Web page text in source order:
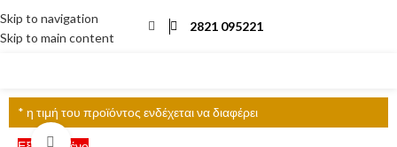
Skip to navigation
Skip to main content
2821 095221
* η τιμή του προϊόντος ενδέχεται να διαφέρει
Click to enlarge